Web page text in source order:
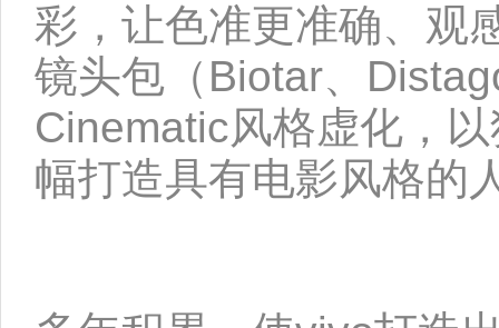
彩，让色准更准确、观
镜头包（Biotar、
Cinematic风格虚化，
幅打造具有电影风格的